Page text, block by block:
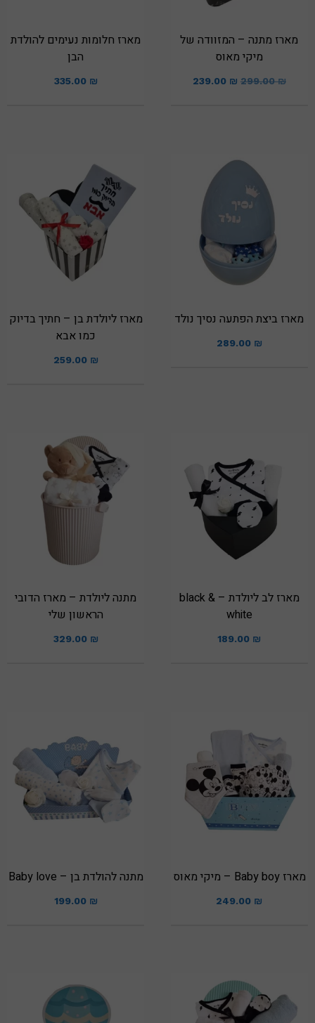
מארז מתנה – המזוודה של
מיקי מאוס
299.00₪
239.00 ₪
מארז חלומות נעימים להולדת
הבן
335.00 ₪
מארז ביצת הפתעה נסיך נולד
289.00 ₪
מארז ליולדת בן – חתיך בדיוק
כמו אבא
259.00 ₪
מארז לב ליולדת – black &
white
189.00 ₪
מתנה ליולדת – מארז הדובי
הראשון שלי
329.00 ₪
מארז Baby boy – מיקי מאוס
249.00 ₪
מתנה להולדת בן – Baby love
199.00 ₪